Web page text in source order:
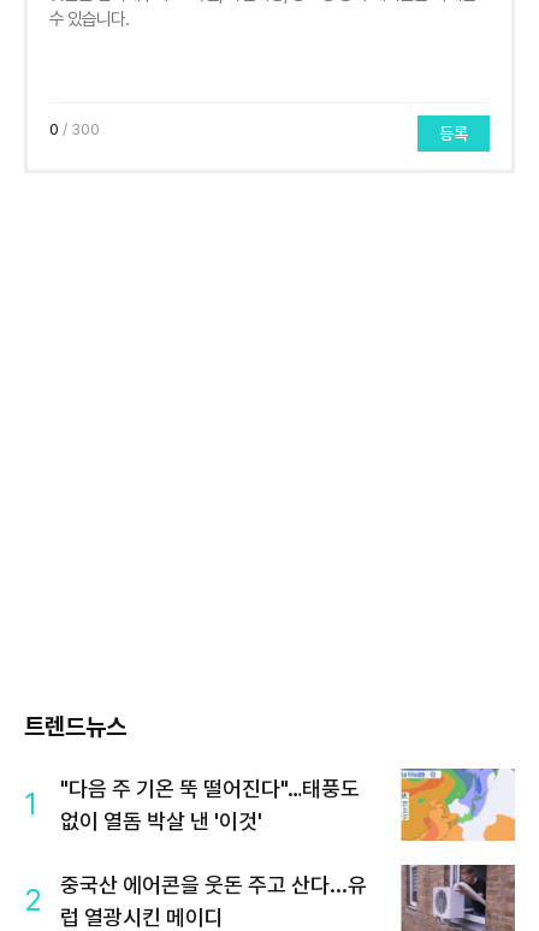
0 / 300 등록
트렌드뉴스
1
"다음 주 기온 뚝 떨어진다"…태풍도
없이 열돔 박살 낸 '이것'
2
중국산 에어콘을 웃돈 주고 산다...유
럽 열광시킨 메이디